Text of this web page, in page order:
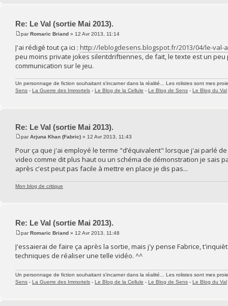
Re: Le Val (sortie Mai 2013).
parRomaric Briand » 12 Avr 2013, 11:14
J'ai rédigé tout ça ici : http://leblogdesens.blogspot.fr/2013/04/le-val-
peu moins private jokes silentdriftiennes, de fait, le texte est un
communication sur le jeu.
Un personnage de fiction souhaitant s'incarner dans la réalité... Les rolistes sont mes
Sens - La Guerre des Immortels - Le Blog de la Cellule - Le Blog de Sens - Le Blog du Val
Re: Le Val (sortie Mai 2013).
parArjuna Khan (Fabric) » 12 Avr 2013, 11:43
Pour ça que j'ai employé le terme "d’équivalent" lorsque j'ai parlé
video comme dit plus haut ou un schéma de démonstration je sais
après c'est peut pas facile à mettre en place je dis pas...
Mon blog de critique
Re: Le Val (sortie Mai 2013).
parRomaric Briand » 12 Avr 2013, 11:48
J'essaierai de faire ça après la sortie, mais j'y pense Fabrice,
techniques de réaliser une telle vidéo. ^^
Un personnage de fiction souhaitant s'incarner dans la réalité... Les rolistes sont mes
Sens - La Guerre des Immortels - Le Blog de la Cellule - Le Blog de Sens - Le Blog du Val